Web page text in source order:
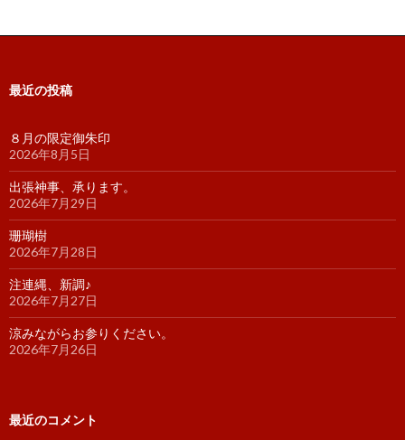
最近の投稿
８月の限定御朱印
2026年8月5日
出張神事、承ります。
2026年7月29日
珊瑚樹
2026年7月28日
注連縄、新調♪
2026年7月27日
涼みながらお参りください。
2026年7月26日
最近のコメント